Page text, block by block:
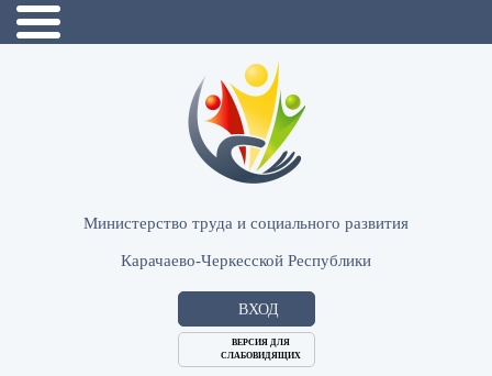
Министерство труда и социального развития
Карачаево-Черкесской Республики
ВХОД
ВЕРСИЯ ДЛЯ
СЛАБОВИДЯЩИХ